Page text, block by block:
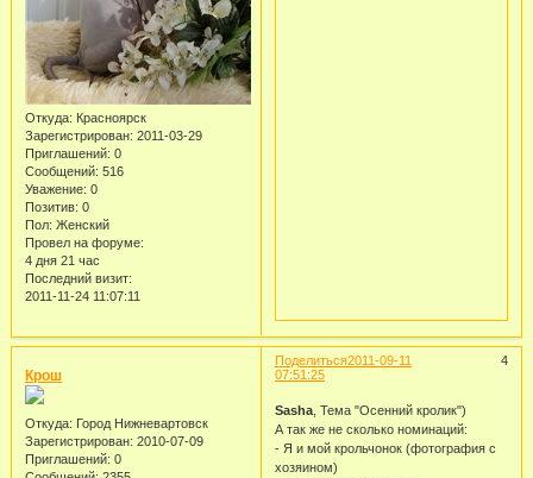
Откуда: Красноярск
Зарегистрирован: 2011-03-29
Приглашений: 0
Сообщений: 516
Уважение: 0
Позитив: 0
Пол: Женский
Провел на форуме:
4 дня 21 час
Последний визит:
2011-11-24 11:07:11
Поделиться 4
2011-09-11
07:51:25
Крош
Откуда: Город Нижневартовск
Зарегистрирован: 2010-07-09
Приглашений: 0
Sasha, Тема "Осенний кролик")
А так же не сколько номинаций:
- Я и мой крольчонок (фотография с
хозяином)